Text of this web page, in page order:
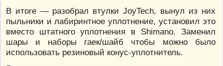
В итоге — разобрал втулки JoyTech, вынул из них
пыльники и лабиринтное уплотнение, установил это
вместо штатного уплотнения в Shimano. Заменил
шары и наборы гаек/шайб чтобы можно было
использовать резиновый конус-уплотнитель.